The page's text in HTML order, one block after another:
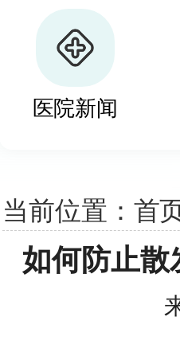
及移植治疗白
植、自体培养
医院新闻
当前位置： 首
如何防止散